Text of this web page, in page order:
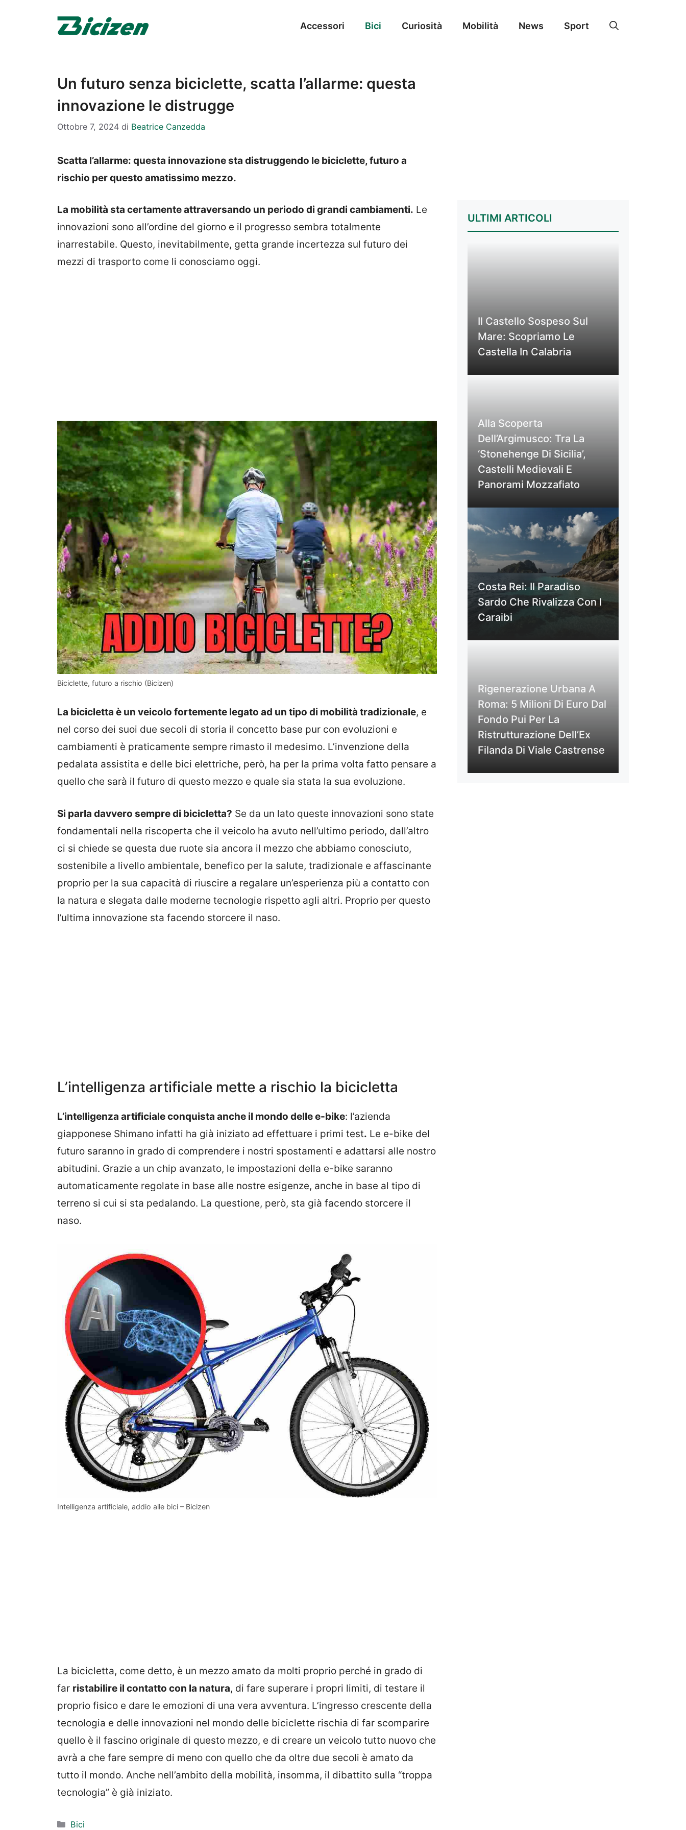
Accessori Bici Curiosità Mobilità News Sport
Un futuro senza biciclette, scatta l’allarme: questa
innovazione le distrugge
Ottobre 7, 2024 di Beatrice Canzedda
Scatta l’allarme: questa innovazione sta distruggendo le biciclette, futuro a
rischio per questo amatissimo mezzo.
La mobilità sta certamente attraversando un periodo di grandi cambiamenti. Le
innovazioni sono all’ordine del giorno e il progresso sembra totalmente
inarrestabile. Questo, inevitabilmente, getta grande incertezza sul futuro dei
mezzi di trasporto come li conosciamo oggi.
Biciclette, futuro a rischio (Bicizen)
La bicicletta è un veicolo fortemente legato ad un tipo di mobilità tradizionale, e
nel corso dei suoi due secoli di storia il concetto base pur con evoluzioni e
cambiamenti è praticamente sempre rimasto il medesimo. L’invenzione della
pedalata assistita e delle bici elettriche, però, ha per la prima volta fatto pensare a
quello che sarà il futuro di questo mezzo e quale sia stata la sua evoluzione.
Si parla davvero sempre di bicicletta? Se da un lato queste innovazioni sono state
fondamentali nella riscoperta che il veicolo ha avuto nell’ultimo periodo, dall’altro
ci si chiede se questa due ruote sia ancora il mezzo che abbiamo conosciuto,
sostenibile a livello ambientale, benefico per la salute, tradizionale e affascinante
proprio per la sua capacità di riuscire a regalare un’esperienza più a contatto con
la natura e slegata dalle moderne tecnologie rispetto agli altri. Proprio per questo
l’ultima innovazione sta facendo storcere il naso.
L’intelligenza artificiale mette a rischio la bicicletta
L’intelligenza artificiale conquista anche il mondo delle e-bike: l’azienda
giapponese Shimano infatti ha già iniziato ad effettuare i primi test. Le e-bike del
futuro saranno in grado di comprendere i nostri spostamenti e adattarsi alle nostro
abitudini. Grazie a un chip avanzato, le impostazioni della e-bike saranno
automaticamente regolate in base alle nostre esigenze, anche in base al tipo di
terreno si cui si sta pedalando. La questione, però, sta già facendo storcere il
naso.
Intelligenza artificiale, addio alle bici – Bicizen
La bicicletta, come detto, è un mezzo amato da molti proprio perché in grado di
far ristabilire il contatto con la natura, di fare superare i propri limiti, di testare il
proprio fisico e dare le emozioni di una vera avventura. L’ingresso crescente della
tecnologia e delle innovazioni nel mondo delle biciclette rischia di far scomparire
quello è il fascino originale di questo mezzo, e di creare un veicolo tutto nuovo che
avrà a che fare sempre di meno con quello che da oltre due secoli è amato da
tutto il mondo. Anche nell’ambito della mobilità, insomma, il dibattito sulla “troppa
tecnologia” è già iniziato.
Categorie
Bici
ULTIMI ARTICOLI
Il Castello Sospeso Sul
Mare: Scopriamo Le
Castella In Calabria
Alla Scoperta
Dell’Argimusco: Tra La
‘Stonehenge Di Sicilia’,
Castelli Medievali E
Panorami Mozzafiato
Costa Rei: Il Paradiso
Sardo Che Rivalizza Con I
Caraibi
Rigenerazione Urbana A
Roma: 5 Milioni Di Euro Dal
Fondo Pui Per La
Ristrutturazione Dell’Ex
Filanda Di Viale Castrense